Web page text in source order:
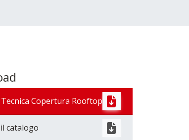
Tecnica Copertura Rooftop
catalogo